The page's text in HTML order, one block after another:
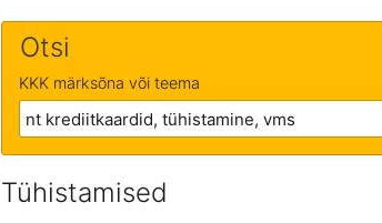
Otsi
KKK märksõna või teema
Tühistamised